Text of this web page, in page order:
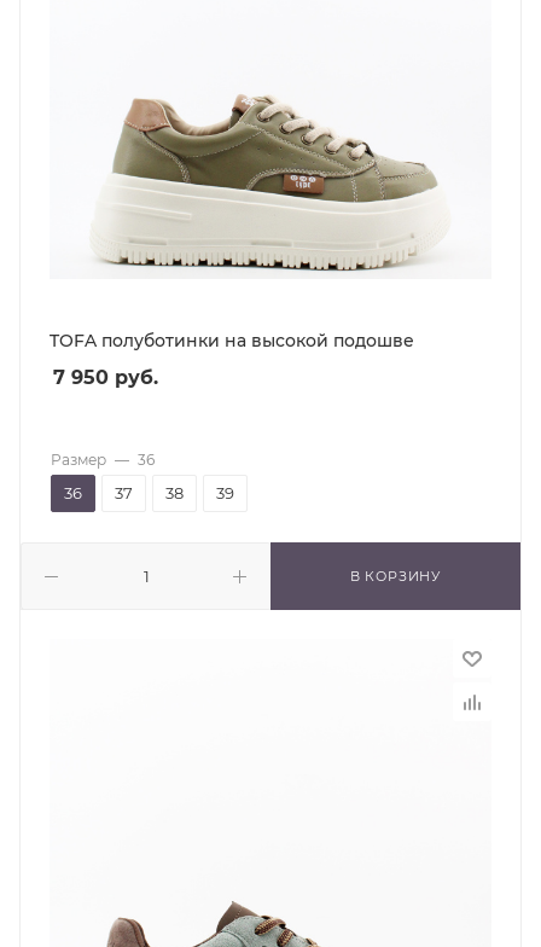
TOFA полуботинки на высокой подошве
7 950 руб.
В КОРЗИНУ
Размер — 36
36 37 38 39